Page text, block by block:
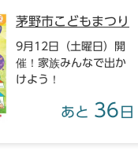
茅野市こどもまつり
9月12日（土曜日）開
催！家族みんなで出か
けよう！
あと 36 日